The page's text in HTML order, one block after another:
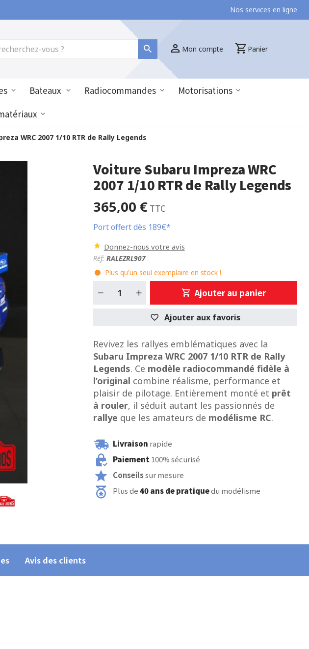
Nos services en ligne
Mon compte Panier
Bateaux Radiocommandes
Motorisations
WRC 2007 1/10 RTR de Rally Legends
Voiture Subaru Impreza WRC
2007 1/10 RTR de Rally Legends
365,00 € TTC
Port offert dès 189€*
Donnez-nous votre avis
Réf: RALEZRL907
Plus qu'un seul exemplaire en stock !
Ajouter au panier
Ajouter aux favoris
Revivez les rallyes emblématiques avec la
Subaru Impreza WRC 2007 1/10 RTR de Rally
Legends. Ce modèle radiocommandé fidèle à
l’original combine réalisme, performance et
plaisir de pilotage. Entièrement monté et prêt
à rouler, il séduit autant les passionnés de
rallye que les amateurs de modélisme RC.
Livraison rapide
Paiement 100% sécurisé
Conseilssur mesure
Plus de40 ans de pratiquedu modélisme
Avis des clients